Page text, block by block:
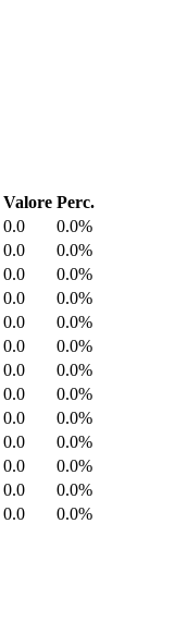
Valore Perc.
0.0
0.0%
0.0
0.0%
0.0
0.0%
0.0
0.0%
0.0
0.0%
0.0
0.0%
0.0
0.0%
0.0
0.0%
0.0
0.0%
0.0
0.0%
0.0
0.0%
0.0
0.0%
0.0
0.0%